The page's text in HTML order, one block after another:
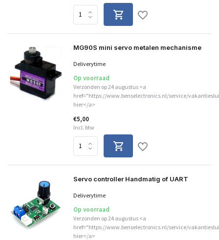
MG90S mini servo metalen mechanisme
Deliverytime
Op voorraad
Verzonden op 24 augustus <a
href="https://www.benselectronics.nl/service/
hier</a>
€5,00
Incl. btw
Servo controller Handmatig of UART
Deliverytime
Op voorraad
Verzonden op 24 augustus <a
href="https://www.benselectronics.nl/service/
hier</a>